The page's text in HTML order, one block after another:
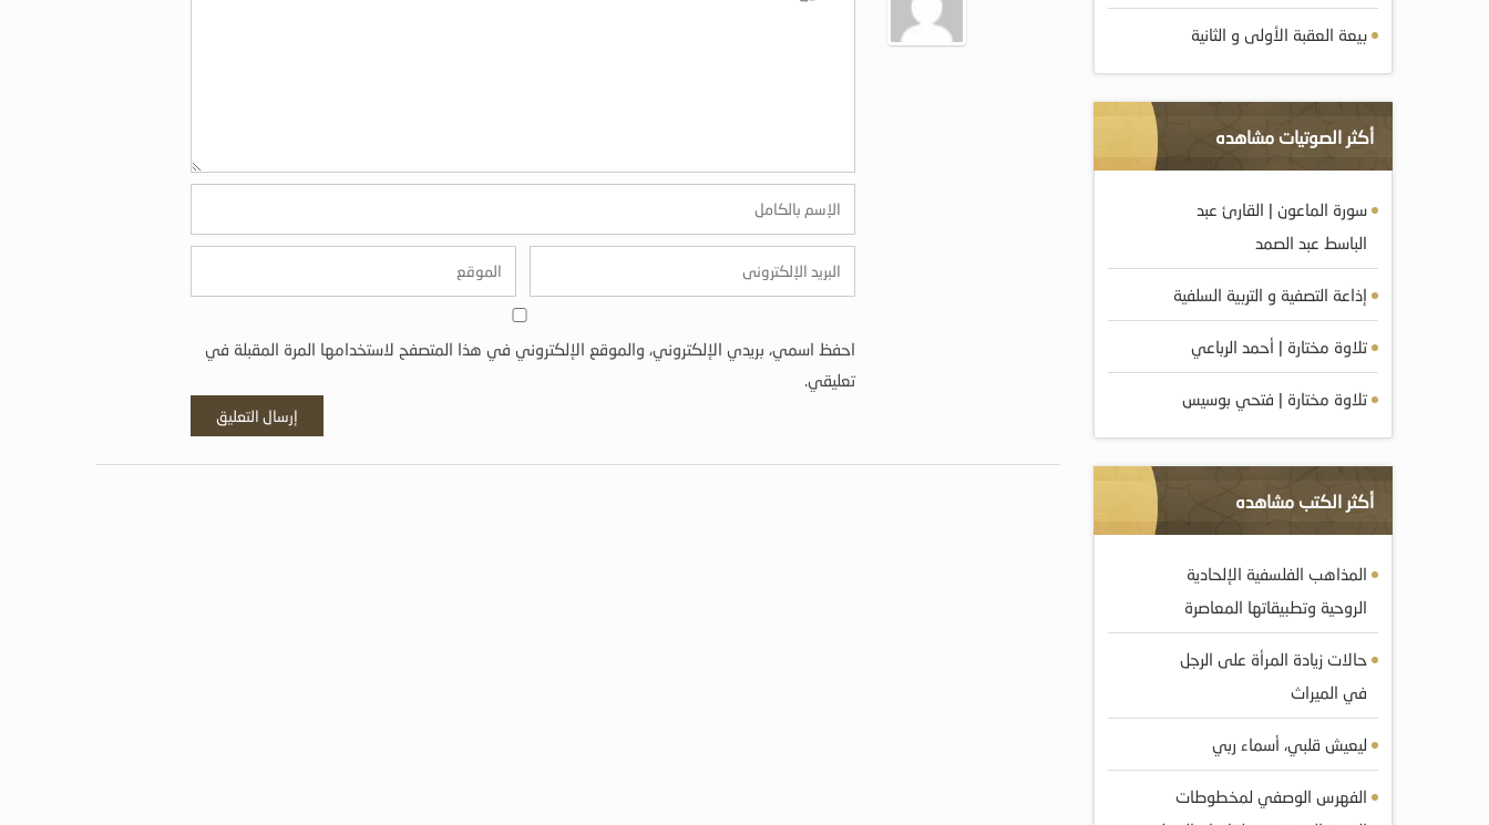
احفظ اسمي، بريدي الإلكتروني، والموقع الإلكتروني في هذا المتصفح لاستخدامها المرة المقبلة في
تعليقي.
بيعة العقبة الأولى و الثانية
أكثر الصوتيات مشاهده
سورة الماعون | القارئ عبد
الباسط عبد الصمد
إذاعة التصفية و التربية السلفية
تلاوة مختارة | أحمد الرباعي
تلاوة مختارة | فتحي بوسيس
أكثر الكتب مشاهده
المذاهب الفلسفية الإلحادية
الروحية وتطبيقاتها المعاصرة
حالات زيادة المرأة على الرجل
في الميراث
ليعيش قلبي، أسماء ربي
الفهرس الوصفي لمخطوطات